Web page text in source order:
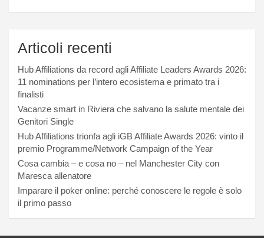
Articoli recenti
Hub Affiliations da record agli Affiliate Leaders Awards 2026:
11 nominations per l’intero ecosistema e primato tra i
finalisti
Vacanze smart in Riviera che salvano la salute mentale dei
Genitori Single
Hub Affiliations trionfa agli iGB Affiliate Awards 2026: vinto il
premio Programme/Network Campaign of the Year
Cosa cambia – e cosa no – nel Manchester City con
Maresca allenatore
Imparare il poker online: perché conoscere le regole è solo
il primo passo